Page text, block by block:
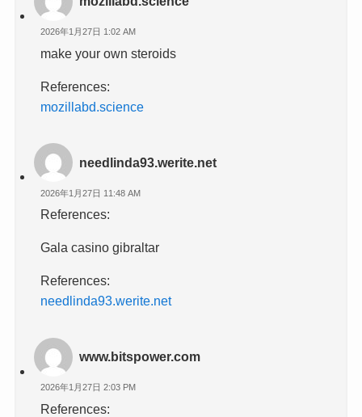
2026年1月27日 1:02 AM
make your own steroids
References:
mozillabd.science
needlinda93.werite.net
2026年1月27日 11:48 AM
References:
Gala casino gibraltar
References:
needlinda93.werite.net
www.bitspower.com
2026年1月27日 2:03 PM
References: